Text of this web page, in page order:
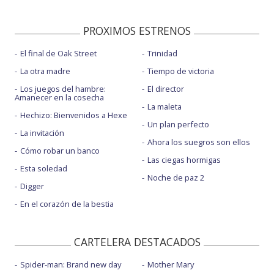
PROXIMOS ESTRENOS
El final de Oak Street
La otra madre
Los juegos del hambre:
Amanecer en la cosecha
Hechizo: Bienvenidos a Hexe
La invitación
Cómo robar un banco
Esta soledad
Digger
En el corazón de la bestia
Trinidad
Tiempo de victoria
El director
La maleta
Un plan perfecto
Ahora los suegros son ellos
Las ciegas hormigas
Noche de paz 2
CARTELERA DESTACADOS
Spider-man: Brand new day
Mother Mary